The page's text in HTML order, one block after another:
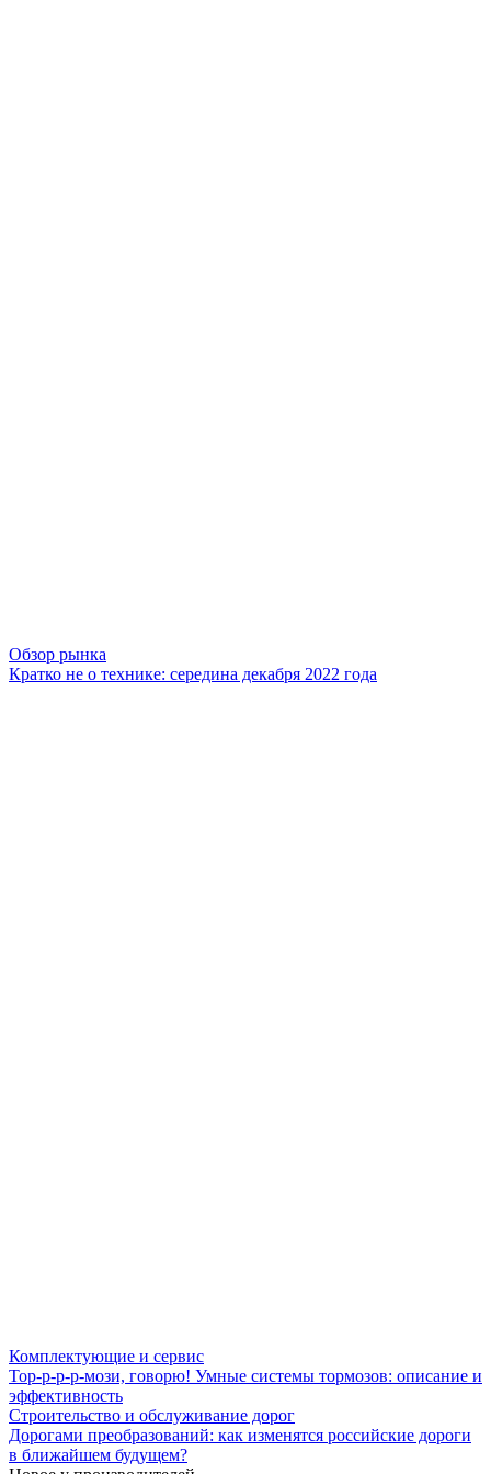
Обзор рынка
Кратко не о технике: середина декабря 2022 года
Комплектующие и сервис
Тор-р-р-р-мози, говорю! Умные системы тормозов: описание и
эффективность
Строительство и обслуживание дорог
Дорогами преобразований: как изменятся российские дороги
в ближайшем будущем?